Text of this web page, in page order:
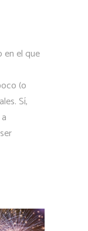
en el que
(o
Sí,